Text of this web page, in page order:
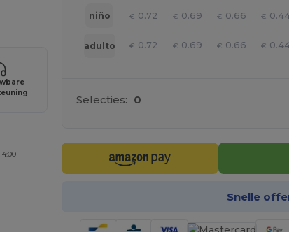
niño € 0.72 € 0.69 € 0.66 €
adulto € 0.72 € 0.69 € 0.66 €
Selecties: 0
Snelle